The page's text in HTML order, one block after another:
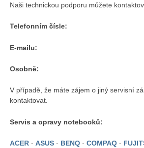
Naši technickou podporu můžete
Telefonním čísle:
E-mailu:
Osobně:
V případě, že máte zájem o jiný servisní
kontaktovat.
Servis a opravy notebooků:
ACER - ASUS - BENQ - COMPAQ -